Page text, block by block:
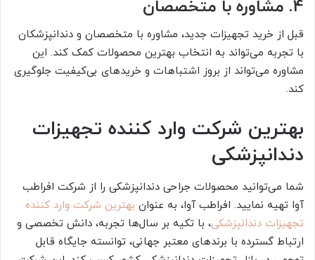
4. مشاوره با متخصصان
قبل از خرید تجهیزات جدید، مشاوره با متخصصان و دندانپزشکان
با تجربه می‌تواند به انتخاب بهترین محصولات کمک کند. این
مشاوره می‌تواند از بروز اشتباهات و خریدهای بی‌کیفیت جلوگیری
کند.
بهترین شرکت وارد کننده تجهیزات
دندانپزشکی
شما می‌توانید محصولات جراحی دندانپزشکی را از شرکت افراطب
آوا تهیه نمایید. افراطب آوا، به عنوان بهترین شرکت وارد کننده
تجهیزات دندانپزشکی، با تکیه بر سال‌ها تجربه، دانش تخصصی و
ارتباط گسترده با برندهای معتبر جهانی، توانسته جایگاه قابل